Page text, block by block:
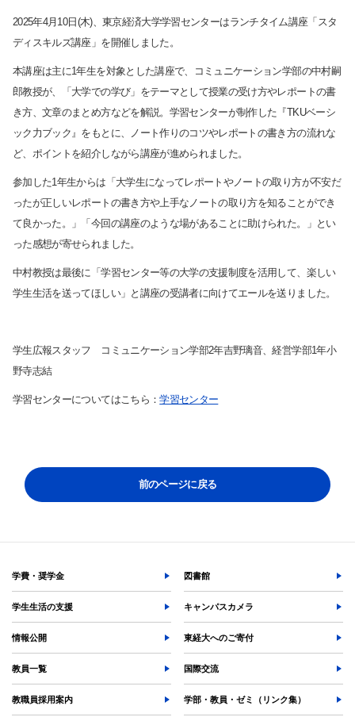
サイト内検索
学部入試情報
オープンキャンパス
各種手続
奨学金
2025年4月 10日 (木)、東京経済大学学習センターはランチタイム講座「スタ
ディスキルズ講座」を開催しました。
本講座は主に1年生を対象とした講座で、コミュニケーション学部の中村嗣
郎教授が、「大学での学び」をテーマとして授業の受け方やレポートの書
き方、文章のまとめ方などを解説。学習センターが制作した『TKUベーシ
ック力ブック』をもとに、ノート作りのコツやレポートの書き方の流れな
ど、ポイントを紹介しながら講座が進められました。
参加した1年生からは「大学生になってレポートやノートの取り方が不安だ
ったが正しいレポートの書き方や上手なノートの取り方を知ることができ
て良かった。」「今回の講座のような場があることに助けられた。」とい
った感想が寄せられました。
中村教授は最後に「学習センター等の大学の支援制度を活用して、楽しい
学生生活を送ってほしい」と講座の受講者に向けてエールを送りました。
学生広報スタッフ コミュニケーション学部2年吉野璃音、経営学部1年小
野寺志結
学習センターについてはこちら：学習センター
前のページに戻る
学費・奨学金 図書館
学生生活の支援 キャンパスカメラ
情報公開 東経大へのご寄付
教員一覧 国際交流
教職員採用案内 学部・教員・ゼミ（リンク集）